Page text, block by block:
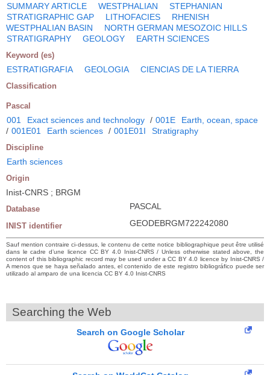
SUMMARY ARTICLE WESTPHALIAN
STEPHANIAN
STRATIGRAPHIC GAP
LITHOFACIES
RHENISH
WESTPHALIAN BASIN
NORTH GERMAN MESOZOIC HILLS
STRATIGRAPHY
GEOLOGY EARTH SCIENCES
Keyword (es)
ESTRATIGRAFIA GEOLOGIA CIENCIAS DE LA TIERRA
Classification
Pascal
001 Exact sciences and technology / 001E
Earth, ocean, space
/ 001E01 Earth sciences / 001E01I Stratigraphy
Discipline
Earth sciences
Origin
Inist-CNRS ; BRGM
Database PASCAL
INIST identifier GEODEBRGM722242080
Sauf mention contraire ci-dessus, le contenu de cette notice bibliographique peut être utilisé
dans le cadre d’une licence CC BY 4.0 Inist-CNRS / Unless otherwise stated above, the
content of this bibliographic record may be used under a CC BY 4.0 licence by Inist-CNRS /
A menos que se haya señalado antes, el contenido de este registro bibliográfico puede ser
utilizado al amparo de una licencia CC BY 4.0 Inist-CNRS
Searching the Web
Search on Google Scholar